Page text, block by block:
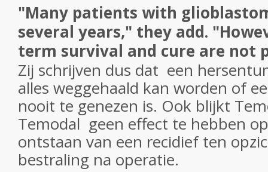
"Many patients with
several years," they add.
term survival and cure are not
Zij schrijven dus dat een
alles weggehaald kan worden of
nooit te genezen is. Ook blijkt
Temodal geen effect te hebben
ontstaan van een recidief ten
bestraling na operatie.